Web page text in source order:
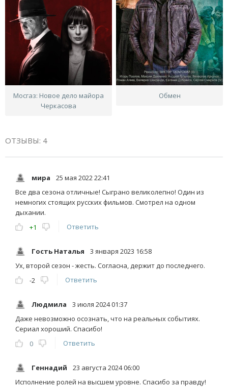
Мосгаз: Новое дело майора
Черкасова
Обмен
ОТЗЫВЫ: 4
мира
25 мая 2022 22:41
Все два сезона отличные! Сыграно великолепно! Один из
немногих стоящих русских фильмов. Смотрел на одном
дыхании.
+1
Ответить
Гость Наталья
3 января 2023 16:58
Ух, второй сезон - жесть. Согласна, держит до последнего.
-2
Ответить
Людмила
3 июля 2024 01:37
Даже невозможно осознать, что на реальных событиях.
Сериал хороший. Спасибо!
0
Ответить
Геннадий
23 августа 2024 06:00
Исполнение ролей на высшем уровне. Спасибо за правду!